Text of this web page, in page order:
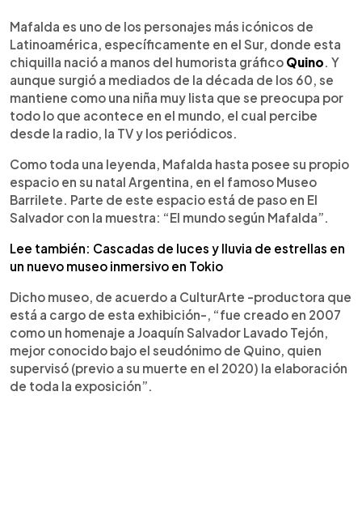
► Escuchar artículo
Mafalda es uno de los personajes más icónicos de
Latinoamérica, específicamente en el Sur, donde esta
chiquilla nació a manos del humorista gráfico Quino . Y
aunque surgió a mediados de la década de los 60, se
mantiene como una niña muy lista que se preocupa por
todo lo que acontece en el mundo, el cual percibe
desde la radio, la TV y los periódicos.
Como toda una leyenda, Mafalda hasta posee su propio
espacio en su natal Argentina, en el famoso Museo
Barrilete. Parte de este espacio está de paso en El
Salvador con la muestra: “El mundo según Mafalda”.
Lee también: Cascadas de luces y lluvia de estrellas en
un nuevo museo inmersivo en Tokio
Dicho museo, de acuerdo a CulturArte -productora que
está a cargo de esta exhibición-, “fue creado en 2007
como un homenaje a Joaquín Salvador Lavado Tejón,
mejor conocido bajo el seudónimo de Quino, quien
supervisó (previo a su muerte en el 2020) la elaboración
de toda la exposición”.